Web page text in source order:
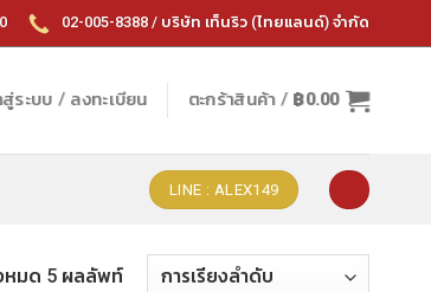
02-005-8388 / บริษัท เท็นริว (ไทยแลนด์) จำกัด
สู่ระบบ / ลงทะเบียน ตะกร้าสินค้า / ฿0.00
LINE : ALEX149
หมด 5 ผลลัพท์